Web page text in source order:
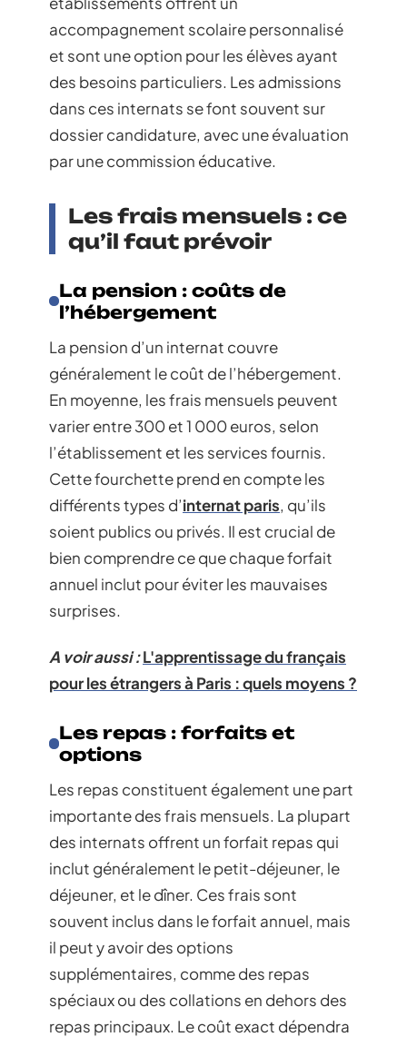
accompagnement scolaire personnalisé
et sont une option pour les élèves ayant
des besoins particuliers. Les admissions
dans ces internats se font souvent sur
dossier candidature, avec une évaluation
par une commission éducative.
Les frais mensuels : ce
qu’il faut prévoir
La pension : coûts de
l’hébergement
La pension d’un internat couvre
généralement le coût de l’hébergement.
En moyenne, les frais mensuels peuvent
varier entre 300 et 1 000 euros, selon
l’établissement et les services fournis.
Cette fourchette prend en compte les
différents types d’internat paris, qu’ils
soient publics ou privés. Il est crucial de
bien comprendre ce que chaque forfait
annuel inclut pour éviter les mauvaises
surprises.
A voir aussi :L'apprentissage du français
pour les étrangers à Paris : quels moyens ?
Les repas : forfaits et
options
Les repas constituent également une part
importante des frais mensuels. La plupart
des internats offrent un forfait repas qui
inclut généralement le petit-déjeuner, le
déjeuner, et le dîner. Ces frais sont
souvent inclus dans le forfait annuel, mais
il peut y avoir des options
supplémentaires, comme des repas
spéciaux ou des collations en dehors des
repas principaux. Le coût exact dépendra